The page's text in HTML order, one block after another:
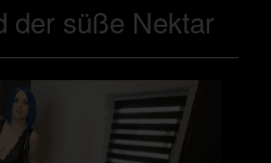
der süße Nektar